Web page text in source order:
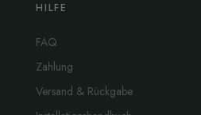
HILFE
FAQ
Zahlung
Versand & Rückgabe